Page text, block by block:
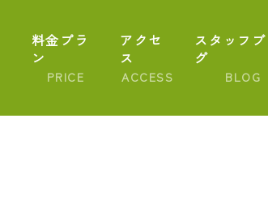
料金プラ
ン
PRICE
アクセ
ス
ACCESS
スタッフブ
グ
BLOG